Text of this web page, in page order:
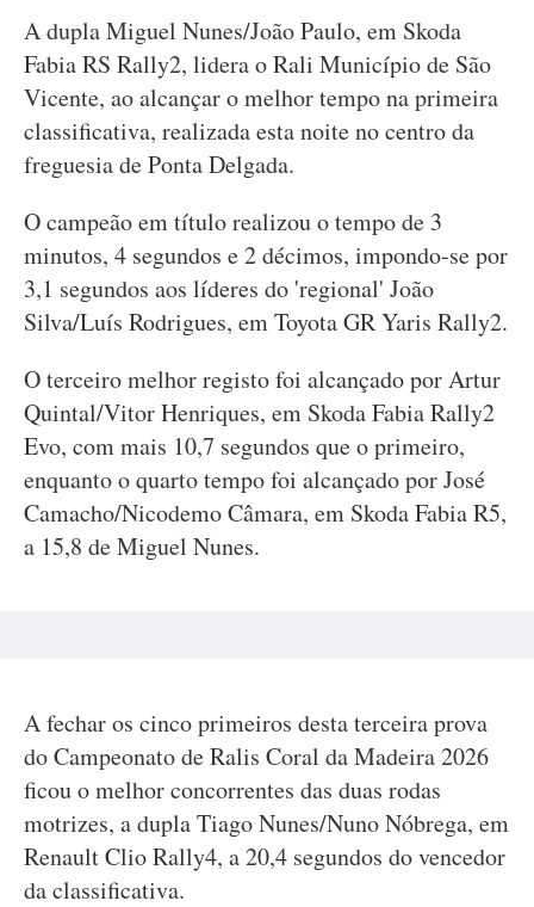
A dupla Miguel Nunes/João Paulo, em Skoda
Fabia RS Rally2, lidera o Rali Município de São
Vicente, ao alcançar o melhor tempo na primeira
classificativa, realizada esta noite no centro da
freguesia de Ponta Delgada.
O campeão em título realizou o tempo de 3
minutos, 4 segundos e 2 décimos, impondo-se por
3,1 segundos aos líderes do 'regional' João
Silva/Luís Rodrigues, em Toyota GR Yaris Rally2.
O terceiro melhor registo foi alcançado por Artur
Quintal/Vitor Henriques, em Skoda Fabia Rally2
Evo, com mais 10,7 segundos que o primeiro,
enquanto o quarto tempo foi alcançado por José
Camacho/Nicodemo Câmara, em Skoda Fabia R5,
a 15,8 de Miguel Nunes.
A fechar os cinco primeiros desta terceira prova
do Campeonato de Ralis Coral da Madeira 2026
ficou o melhor concorrentes das duas rodas
motrizes, a dupla Tiago Nunes/Nuno Nóbrega, em
Renault Clio Rally4, a 20,4 segundos do vencedor
da classificativa.